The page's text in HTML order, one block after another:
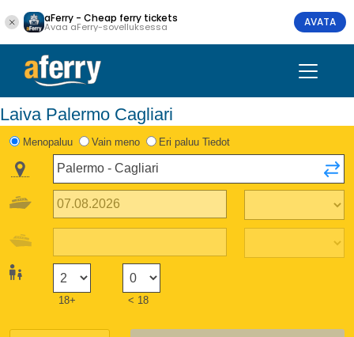
aFerry - Cheap ferry tickets
Avaa aFerry-sovelluksessa AVATA
Laiva Palermo Cagliari
Menopaluu Vain meno Eri paluu Tiedot
18+ < 18